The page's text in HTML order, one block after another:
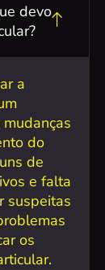
devo
a
do
de
e falta
suspeitas
os